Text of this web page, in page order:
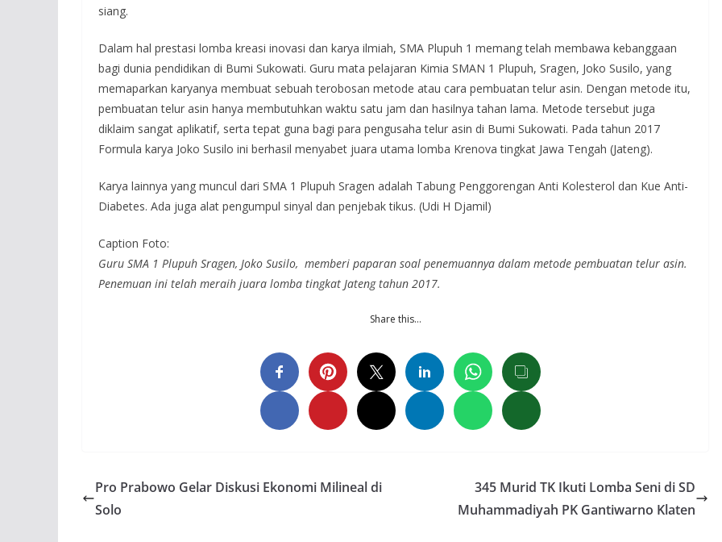
siang.
Dalam hal prestasi lomba kreasi inovasi dan karya ilmiah, SMA Plupuh 1 memang telah membawa kebanggaan
bagi dunia pendidikan di Bumi Sukowati. Guru mata pelajaran Kimia SMAN 1 Plupuh, Sragen, Joko Susilo, yang
memaparkan karyanya membuat sebuah terobosan metode atau cara pembuatan telur asin. Dengan metode itu,
pembuatan telur asin hanya membutuhkan waktu satu jam dan hasilnya tahan lama. Metode tersebut juga
diklaim sangat aplikatif, serta tepat guna bagi para pengusaha telur asin di Bumi Sukowati. Pada tahun 2017
Formula karya Joko Susilo ini berhasil menyabet juara utama lomba Krenova tingkat Jawa Tengah (Jateng).
Karya lainnya yang muncul dari SMA 1 Plupuh Sragen adalah Tabung Penggorengan Anti Kolesterol dan Kue Anti-
Diabetes. Ada juga alat pengumpul sinyal dan penjebak tikus. (Udi H Djamil)
Caption Foto:
Guru SMA 1 Plupuh Sragen, Joko Susilo, memberi paparan soal penemuannya dalam metode pembuatan telur asin.
Penemuan ini telah meraih juara lomba tingkat Jateng tahun 2017.
Share this…
Pro Prabowo Gelar Diskusi Ekonomi Milineal di
Solo
345 Murid TK Ikuti Lomba Seni di SD
Muhammadiyah PK Gantiwarno Klaten